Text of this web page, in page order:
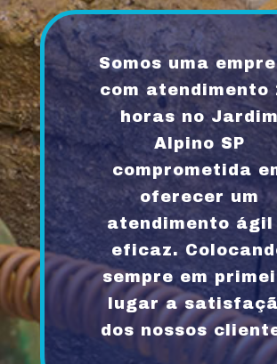
Somos uma
com atendimento
horas no Jardim
Alpino SP
comprometida
oferecer um
atendimento ágil
eficaz.
sempre em
lugar a
dos nossos